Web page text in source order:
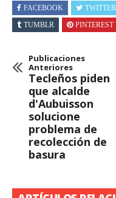
FACEBOOK TWITTER
TUMBLR
PINTEREST
Publicaciones
Anteriores
Tecleños piden
que alcalde
d'Aubuisson
solucione
problema de
recolección de
basura